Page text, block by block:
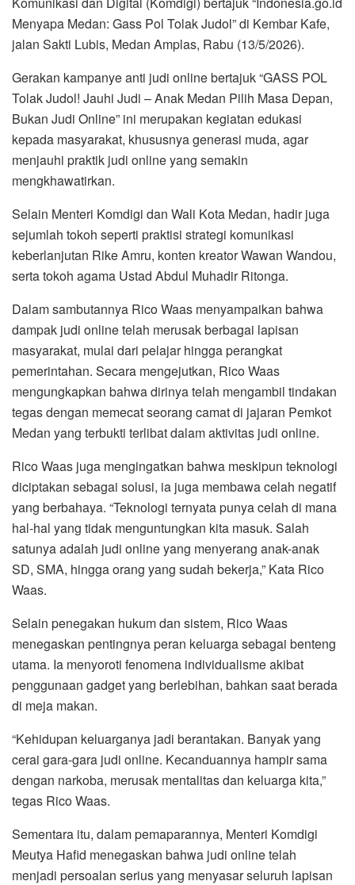
Menyapa Medan: Gass Pol Tolak Judol” di Kembar Kafe,
jalan Sakti Lubis, Medan Amplas, Rabu (13/5/2026).
Gerakan kampanye anti judi online bertajuk “GASS POL
Tolak Judol! Jauhi Judi – Anak Medan Pilih Masa Depan,
Bukan Judi Online” ini merupakan kegiatan edukasi
kepada masyarakat, khususnya generasi muda, agar
menjauhi praktik judi online yang semakin
mengkhawatirkan.
Selain Menteri Komdigi dan Wali Kota Medan, hadir juga
sejumlah tokoh seperti praktisi strategi komunikasi
keberlanjutan Rike Amru, konten kreator Wawan Wandou,
serta tokoh agama Ustad Abdul Muhadir Ritonga.
Dalam sambutannya Rico Waas menyampaikan bahwa
dampak judi online telah merusak berbagai lapisan
masyarakat, mulai dari pelajar hingga perangkat
pemerintahan. Secara mengejutkan, Rico Waas
mengungkapkan bahwa dirinya telah mengambil tindakan
tegas dengan memecat seorang camat di jajaran Pemkot
Medan yang terbukti terlibat dalam aktivitas judi online.
Rico Waas juga mengingatkan bahwa meskipun teknologi
diciptakan sebagai solusi, ia juga membawa celah negatif
yang berbahaya. “Teknologi ternyata punya celah di mana
hal-hal yang tidak menguntungkan kita masuk. Salah
satunya adalah judi online yang menyerang anak-anak
SD, SMA, hingga orang yang sudah bekerja,” Kata Rico
Waas.
Selain penegakan hukum dan sistem, Rico Waas
menegaskan pentingnya peran keluarga sebagai benteng
utama. Ia menyoroti fenomena individualisme akibat
penggunaan gadget yang berlebihan, bahkan saat berada
di meja makan.
“Kehidupan keluarganya jadi berantakan. Banyak yang
cerai gara-gara judi online. Kecanduannya hampir sama
dengan narkoba, merusak mentalitas dan keluarga kita,”
tegas Rico Waas.
Sementara itu, dalam pemaparannya, Menteri Komdigi
Meutya Hafid menegaskan bahwa judi online telah
menjadi persoalan serius yang menyasar seluruh lapisan